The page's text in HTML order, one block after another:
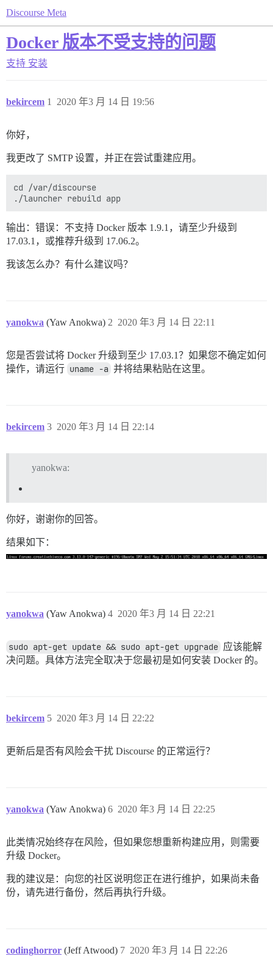
Discourse Meta
Docker 版本不受支持的问题
支持 安装
bekircem 2020 年3 月 14 日 19:56
1
你好，
我更改了 SMTP 设置，并正在尝试重建应用。
cd /var/discourse
输出：错误：不支持 Docker 版本 1.9.1，请至少升级到
17.03.1，或推荐升级到 17.06.2。
我该怎么办？有什么建议吗？
yanokwa (Yaw Anokwa) 2020 年3 月 14 日 22:11
2
您是否尝试将 Docker 升级到至少 17.03.1？如果您不确定如何
操作，请运行 uname -a 并将结果粘贴在这里。
bekircem 2020 年3 月 14 日 22:14
3
yanokwa:
你好，谢谢你的回答。
结果如下：
yanokwa (Yaw Anokwa) 2020 年3 月 14 日 22:21
4
sudo apt-get update && sudo apt-get upgrade 应该能解
决问题。具体方法完全取决于您最初是如何安装 Docker 的。
bekircem 2020 年3 月 14 日 22:22
5
更新后是否有风险会干扰 Discourse 的正常运行？
yanokwa (Yaw Anokwa) 2020 年3 月 14 日 22:25
6
此类情况始终存在风险，但如果您想重新构建应用，则需要
升级 Docker。
我的建议是：向您的社区说明您正在进行维护，如果尚未备
份，请先进行备份，然后再执行升级。
codinghorror (Jeff Atwood) 2020 年3 月 14 日 22:26
7